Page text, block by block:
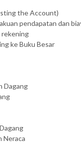
the Account)
pendapatan dan
ke Buku Besar
Dagang
Neraca